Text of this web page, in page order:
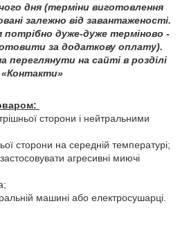
дня (терміни виготовлення
залежно від завантаженості.
потрібно дуже-дуже терміново -
за додаткову оплату).
переглянути на сайті в розділі
«Контакти»
сторони і нейтральними
сторони на середній температурі;
агресивні миючі
машині або електросушарці.